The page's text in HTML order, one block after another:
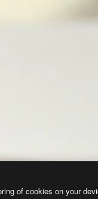
of cookies on your